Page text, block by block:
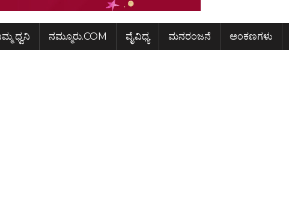
ಧ್ವನಿ ನಮ್ಮೂರು.COM ವೈವಿಧ್ಯ ಮನರಂಜನೆ ಅಂಕಣಗಳು